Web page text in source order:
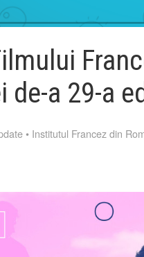
de-a 29-a
• Institutul Francez din